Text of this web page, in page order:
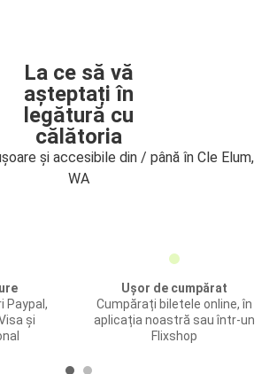
La ce să vă
așteptați în
legătură cu
călătoria
și accesibile din / până în Cle Elum,
WA
Paypal,
și
Ușor de cumpărat
Cumpărați biletele online, în
aplicația noastră sau într-un
Flixshop